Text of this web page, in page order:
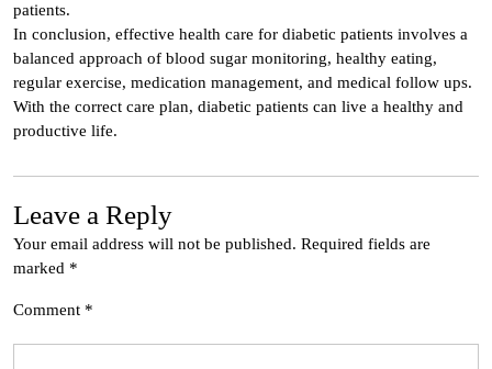
patients.
In conclusion, effective health care for diabetic patients involves a
balanced approach of blood sugar monitoring, healthy eating,
regular exercise, medication management, and medical follow ups.
With the correct care plan, diabetic patients can live a healthy and
productive life.
Leave a Reply
Your email address will not be published. Required fields are
marked *
Comment *